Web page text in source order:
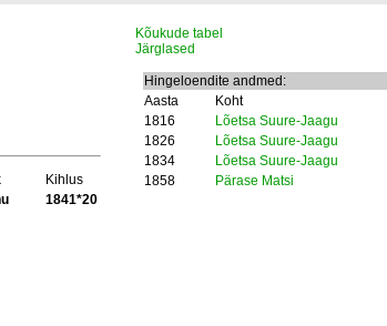
Kihlus
1841*20
Kõukude tabel
Järglased
Hingeloendite andmed:
Aasta
Koht
1816
Lõetsa Suure-Jaagu
1826
Lõetsa Suure-Jaagu
1834
Lõetsa Suure-Jaagu
1858
Pärase Matsi